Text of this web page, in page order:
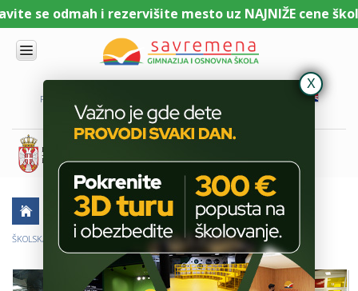
se odmah i rezervišite mesto uz NAJNIŽE cene
PORTAL ZA UČENIKE
NAMA
KOMBINOVANI
PROGRAM
NACIONALNI
PROGRAM
PROGRAM
SAVREMENO
OBRAZOVANJE
AKTUELNO ŠKOLSKE PRIČE
ŠKOLSKA SLAVA I DAN ŠKOLE U SAVREMENOJ GIMNAZIJI